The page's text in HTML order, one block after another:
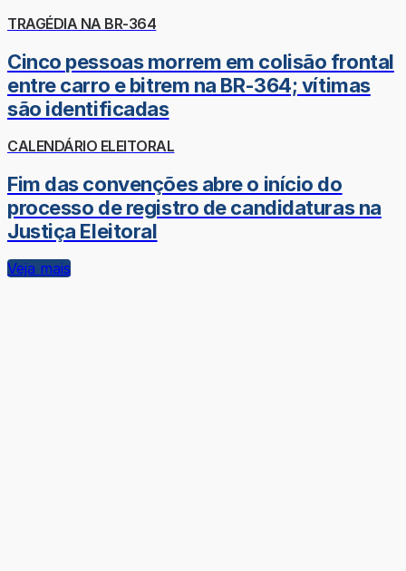
TRAGÉDIA NA BR-364
Cinco pessoas morrem em colisão frontal
entre carro e bitrem na BR-364; vítimas
são identificadas
CALENDÁRIO ELEITORAL
Fim das convenções abre o início do
processo de registro de candidaturas na
Justiça Eleitoral
Veja mais